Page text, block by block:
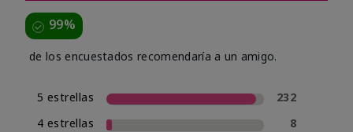
99%
de los encuestados recomendaría a un amigo.
5 estrellas
232
4 estrellas
8